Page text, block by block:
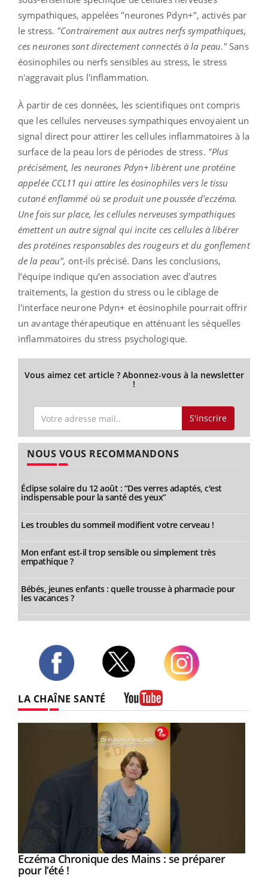
sympathiques, appelées "neurones Pdyn+", activés par
le stress. "Contrairement aux autres nerfs sympathiques,
ces neurones sont directement connectés à la peau." Sans
éosinophiles ou nerfs sensibles au stress, le stress
n'aggravait plus l'inflammation.
À partir de ces données, les scientifiques ont compris
que les cellules nerveuses sympathiques envoyaient un
signal direct pour attirer les cellules inflammatoires à la
surface de la peau lors de périodes de stress. "Plus
précisément, les neurones Pdyn+ libèrent une protéine
appelée CCL11 qui attire les éosinophiles vers le tissu
cutané enflammé où se produit une poussée d'eczéma.
Une fois sur place, les cellules nerveuses sympathiques
émettent un autre signal qui incite ces cellules à libérer
des protéines responsables des rougeurs et du gonflement
de la peau", ont-ils précisé. Dans les conclusions,
l’équipe indique qu’en association avec d'autres
traitements, la gestion du stress ou le ciblage de
l'interface neurone Pdyn+ et éosinophile pourrait offrir
un avantage thérapeutique en atténuant les séquelles
inflammatoires du stress psychologique.
Vous aimez cet article ? Abonnez-vous à la newsletter
!
S'inscrire
NOUS VOUS RECOMMANDONS
Éclipse solaire du 12 août : “Des verres adaptés, c'est
indispensable pour la santé des yeux”
Les troubles du sommeil modifient votre cerveau !
Mon enfant est-il trop sensible ou simplement très
empathique ?
Bébés, jeunes enfants : quelle trousse à pharmacie pour
les vacances ?
LA CHAÎNE SANTÉ
Youtube
Eczéma Chronique des Mains : se préparer
pour l’été !Youtube